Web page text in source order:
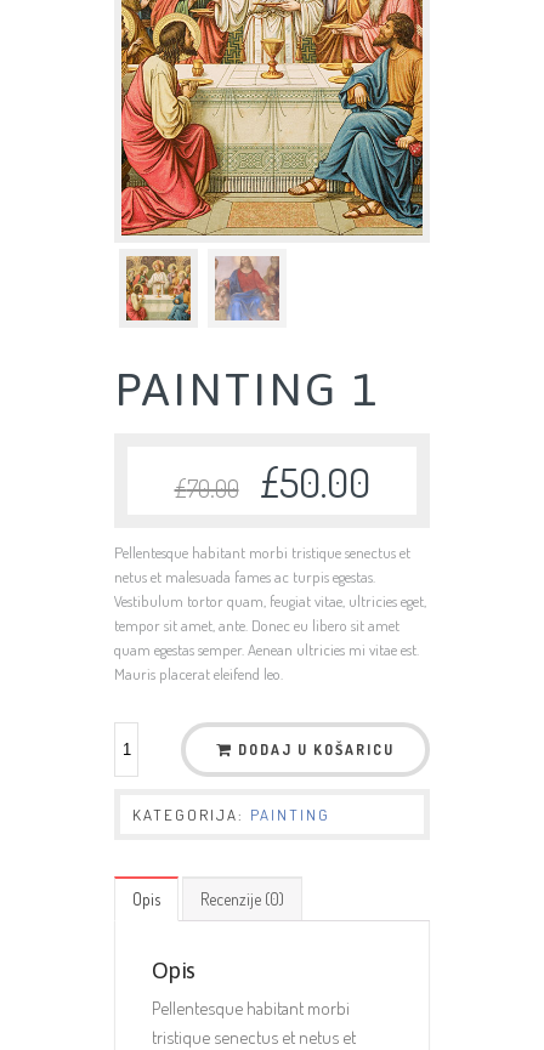
PAINTING 1
£70.00 £50.00
Pellentesque habitant morbi tristique senectus et
netus et malesuada fames ac turpis egestas.
Vestibulum tortor quam, feugiat vitae, ultricies eget,
tempor sit amet, ante. Donec eu libero sit amet
quam egestas semper. Aenean ultricies mi vitae est.
Mauris placerat eleifend leo.
DODAJ U KOŠARICU
KATEGORIJA: PAINTING
Opis Recenzije (0)
Opis
Pellentesque habitant morbi
tristique senectus et netus et